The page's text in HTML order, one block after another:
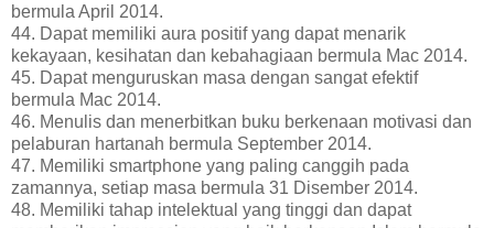
bermula April 2014.
44. Dapat memiliki aura positif yang dapat menarik
kekayaan, kesihatan dan kebahagiaan bermula Mac 2014.
45. Dapat menguruskan masa dengan sangat efektif
bermula Mac 2014.
46. Menulis dan menerbitkan buku berkenaan motivasi dan
pelaburan hartanah bermula September 2014.
47. Memiliki smartphone yang paling canggih pada
zamannya, setiap masa bermula 31 Disember 2014.
48. Memiliki tahap intelektual yang tinggi dan dapat